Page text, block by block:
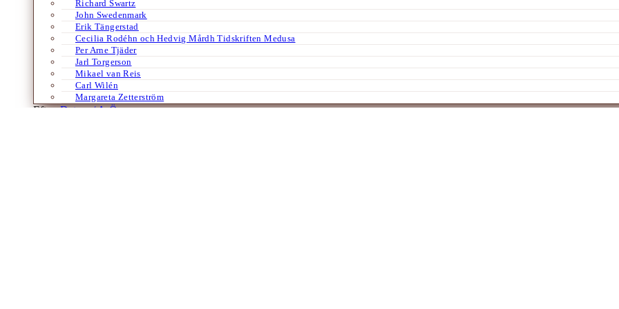
Richard Swartz
John Swedenmark
Erik Tängerstad
Cecilia Rodéhn och Hedvig Mårdh Tidskriften Medusa
Per Arne Tjäder
Jarl Torgerson
Mikael van Reis
Carl Wilén
Margareta Zetterström
Efter:Datum /A-Ö